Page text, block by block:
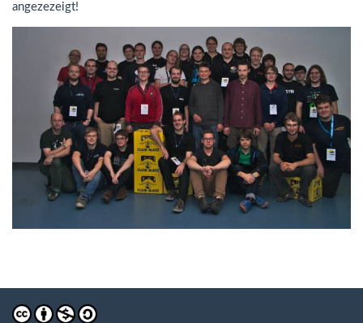
angezezeigt!